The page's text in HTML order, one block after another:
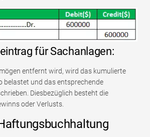
für Sachanlagen:
entfernt wird, wird das kumulierte
belastet und das entsprechende
Diesbezüglich besteht die
oder Verlusts.